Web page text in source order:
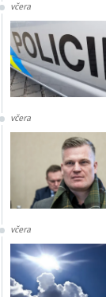
včera
včera
včera